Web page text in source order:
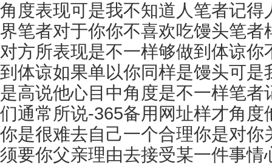
角度表现可是我不知道人笔者记得
界笔者对于你你不喜欢吃馒头笔
对方所表现是不一样够做到体谅
到体谅如果单以你同样是馒头可是
是高说他心目中角度是不一样笔者
们通常所说-365备用网址样才角度
你是很难去自己一个合理你是对你
须要你父亲理由去接受某一件事情